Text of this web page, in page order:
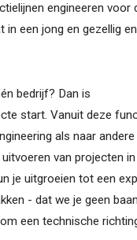
engineeren voor
een jong en gezellig
bedrijf? Dan is
start. Vanuit deze
als naar
van projecten
je uitgroeien tot een
- dat we je geen
een technische